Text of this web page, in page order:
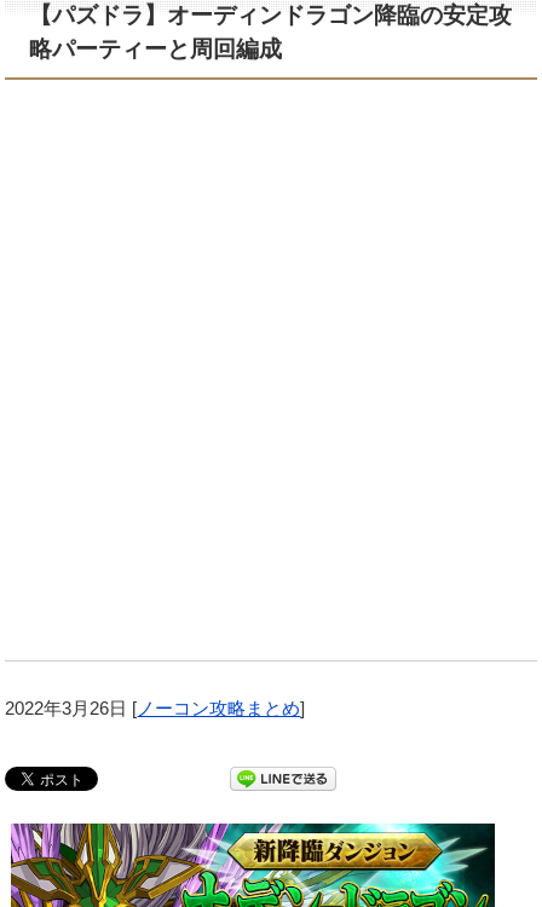
【パズドラ】オーディンドラゴン降臨の安定攻
略パーティーと周回編成
2022年3月26日 [ ノーコン攻略まとめ]